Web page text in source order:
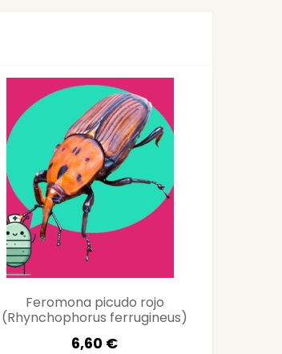
Feromona picudo rojo
(Rhynchophorus ferrugineus)
6,60 €